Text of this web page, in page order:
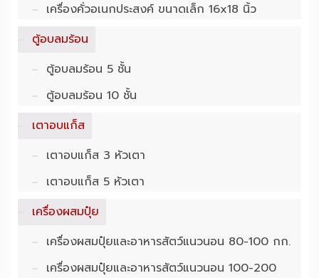
เครื่องคั่วอเนก​ประสงค์ ขนาดเล็ก 16x18 นิ้ว
ตู้อบลมร้อน
ตู้อบลมร้อน 5 ชั้น
ตู้อบลมร้อน 10 ชั้น
เตาอบแก็ส
เตาอบแก็ส 3 หัวเตา
เตาอบแก็ส 5 หัวเตา
เครื่องผสมปุ๋ย
เครื่องผสมปุ๋ยและอาหารสัตว์แนวนอน 80-100 กก.
เครื่องผสมปุ๋ยและอาหารสัตว์แนวนอน 100-200